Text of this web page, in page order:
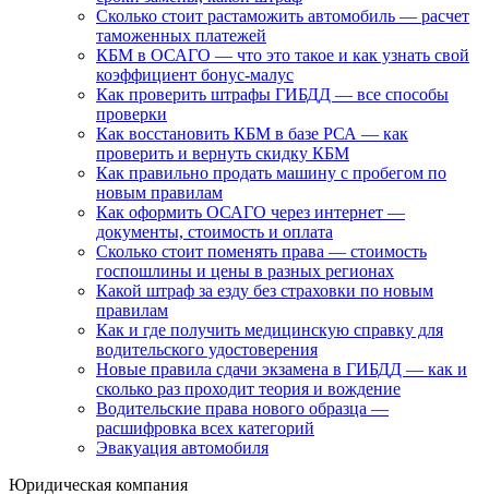
Сколько стоит растаможить автомобиль — расчет
таможенных платежей
КБМ в ОСАГО — что это такое и как узнать свой
коэффициент бонус-малус
Как проверить штрафы ГИБДД — все способы
проверки
Как восстановить КБМ в базе РСА — как
проверить и вернуть скидку КБМ
Как правильно продать машину с пробегом по
новым правилам
Как оформить ОСАГО через интернет —
документы, стоимость и оплата
Сколько стоит поменять права — стоимость
госпошлины и цены в разных регионах
Какой штраф за езду без страховки по новым
правилам
Как и где получить медицинскую справку для
водительского удостоверения
Новые правила сдачи экзамена в ГИБДД — как и
сколько раз проходит теория и вождение
Водительские права нового образца —
расшифровка всех категорий
Эвакуация автомобиля
Юридическая компания